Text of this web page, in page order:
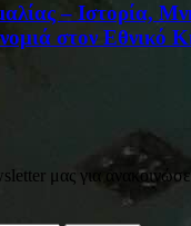
– Ιστορία,
στον Εθνικό
μας για